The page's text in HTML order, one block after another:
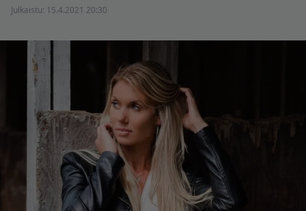
Julkaistu: 15.4.2021 20:30